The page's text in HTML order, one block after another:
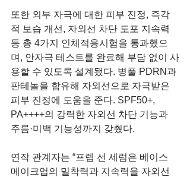
또한 외부 자극에 대한 피부 진정, 즉각
적 보습 개선, 자외선 차단 도포 지속력
등 총 4가지 인체적용시험을 통과했으
며, 안자극 테스트를 완료해 부담 없이 사
용할 수 있도록 설계됐다. 병풀 PDRN과
판테놀을 함유해 자외선으로 자극받은
피부 진정에 도움을 준다. SPF50+,
PA++++의 강력한 자외선 차단 기능과
주름·미백 기능성까지 갖췄다.
연작 관계자는 “프렙 선 세럼은 베이스
메이크업의 밀착력과 지속력을 자외선